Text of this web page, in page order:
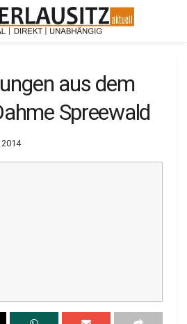
aus dem
Spreewald